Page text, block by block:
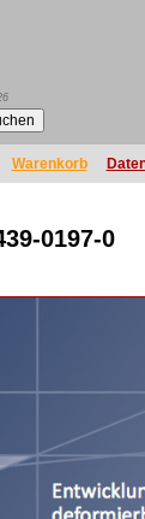
Warenkorb
0197-0